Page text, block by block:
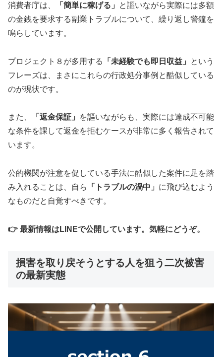
消費者庁は、 「簡単に稼げる」
と謳いながら実際には多額
の金銭を要求する副業トラブルについて、繰り返し警鐘を
鳴らしています。
プロジェクト８が多用する 「未経験でも即日収益」
という
フレーズは、まさにこれらの行政処分事例と酷似している
のが現状です。
また、 「返金保証」
を謳いながらも、実際には達成不可能
な条件を課して返金を拒むケースが非常に多く報告されて
います。
公的機関が注意を促している手法に酷似した案件に足を踏
み入れることは、自ら
「トラブルの渦中」 に飛び込むよう
なものだと自覚すべきです。
👉 最新情報はLINEで公開しています。気軽にどうぞ。
損害を取り戻そうとする人を狙う二次被害
の最新実態